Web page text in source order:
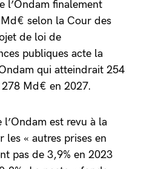
l’Ondam finalement
selon la Cour des
de loi de
publiques acte la
qui atteindrait 254
278 Md€ en 2027.
est revu à la
les « autres prises en
pas de 3,9% en 2023